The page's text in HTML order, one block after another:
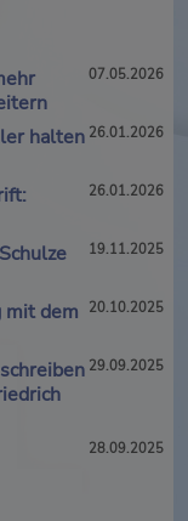
07.05.2026
halten 26.01.2026
26.01.2026
19.11.2025
mit dem
20.10.2025
29.09.2025
28.09.2025